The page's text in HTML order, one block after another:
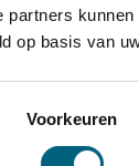
op basis van
Voorkeuren
achterwand